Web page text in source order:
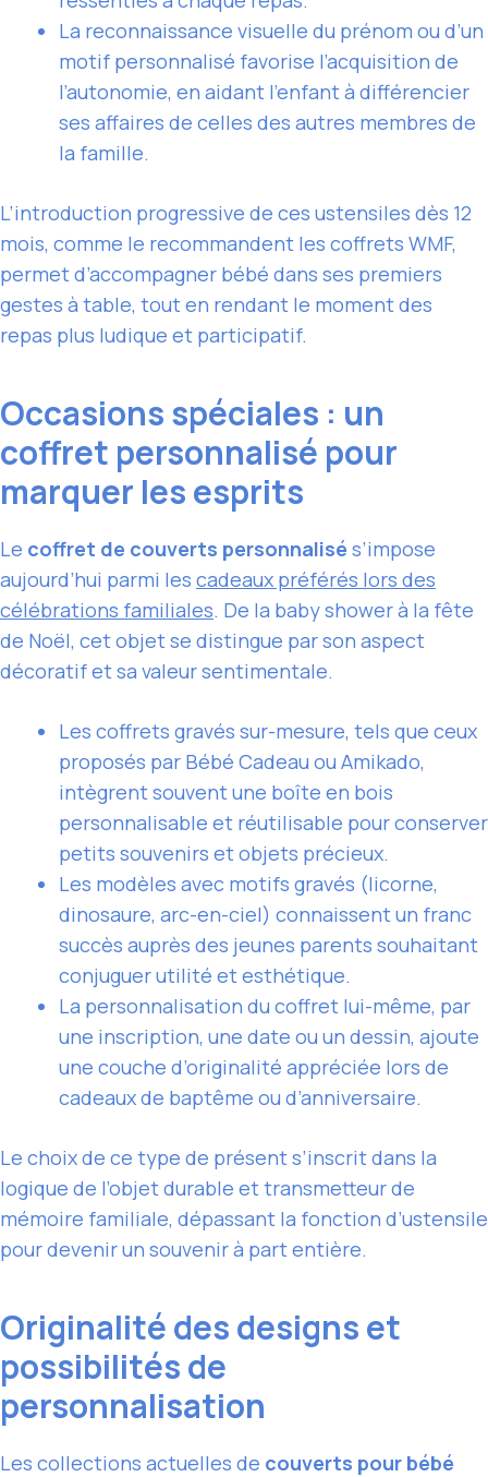
La reconnaissance visuelle du prénom ou d’un
motif personnalisé favorise l’acquisition de
l’autonomie, en aidant l’enfant à différencier
ses affaires de celles des autres membres de
la famille.
L’introduction progressive de ces ustensiles dès 12
mois, comme le recommandent les coffrets WMF,
permet d’accompagner bébé dans ses premiers
gestes à table, tout en rendant le moment des
repas plus ludique et participatif.
Occasions spéciales : un
coffret personnalisé pour
marquer les esprits
Le coffret de couverts personnalisé s’impose
aujourd’hui parmi les cadeaux préférés lors des
célébrations familiales. De la baby shower à la fête
de Noël, cet objet se distingue par son aspect
décoratif et sa valeur sentimentale.
Les coffrets gravés sur-mesure, tels que ceux
proposés par Bébé Cadeau ou Amikado,
intègrent souvent une boîte en bois
personnalisable et réutilisable pour conserver
petits souvenirs et objets précieux.
Les modèles avec motifs gravés (licorne,
dinosaure, arc-en-ciel) connaissent un franc
succès auprès des jeunes parents souhaitant
conjuguer utilité et esthétique.
La personnalisation du coffret lui-même, par
une inscription, une date ou un dessin, ajoute
une couche d’originalité appréciée lors de
cadeaux de baptême ou d’anniversaire.
Le choix de ce type de présent s’inscrit dans la
logique de l’objet durable et transmetteur de
mémoire familiale, dépassant la fonction d’ustensile
pour devenir un souvenir à part entière.
Originalité des designs et
possibilités de
personnalisation
Les collections actuelles de couverts pour bébé